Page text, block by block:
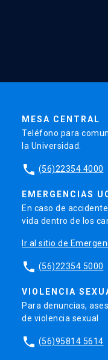
MESA CENTRAL
Teléfono para
la Universidad.
phone (56)22354 4000
EMERGENCIAS
En caso de
vida dentro de los
Ir al sitio de
phone (56)22354 5000
VIOLENCIA
Para denuncias,
de violencia sexual
phone (56)95814 5614